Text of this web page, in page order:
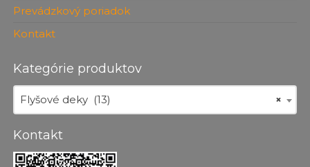
Prevádzkový poriadok
Kontakt
Kategórie produktov
×
Flyšové deky (13)
Kontakt